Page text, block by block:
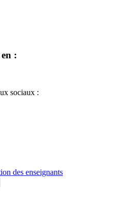
:
sociaux :
des enseignants